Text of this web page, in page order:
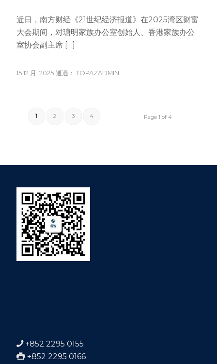
近日，南方财经《21世纪经济报道》在2025湾区财富
大会期间，对瑭明家族办公室创始人、香港家族办公
室协会副主席 […]
15 12 月, 2025 通過： TOPAZADMIN
Page 1 of 4
1 2 3 4
+852 2295 0155
+852 2295 0166